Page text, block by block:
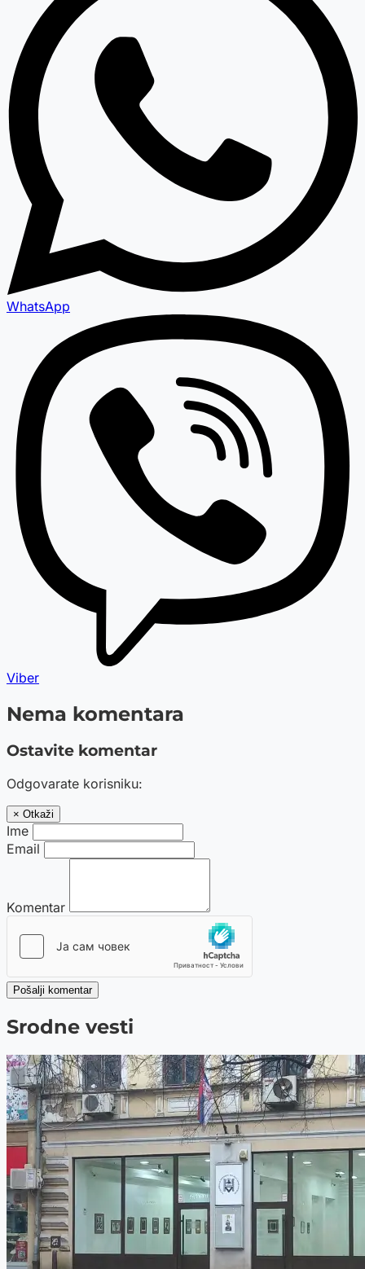
WhatsApp
Viber
Nema komentara
Ostavite komentar
Odgovarate korisniku:
× Otkaži
Ime
Email
Komentar
Pošalji komentar
Srodne vesti